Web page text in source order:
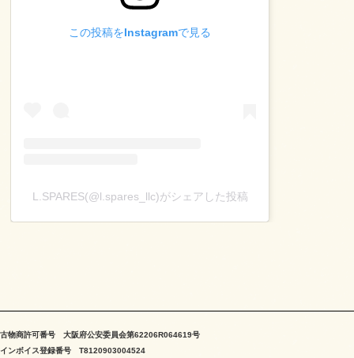
この投稿をInstagramで見る
L.SPARES(@l.spares_llc)がシェアした投稿
古物商許可番号 大阪府公安委員会第62206R064619号
インボイス登録番号 T8120903004524